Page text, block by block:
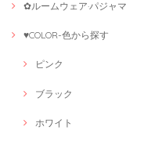
✿ルームウェア·パジャマ
♥COLOR-色から探す
ピンク
ブラック
ホワイト